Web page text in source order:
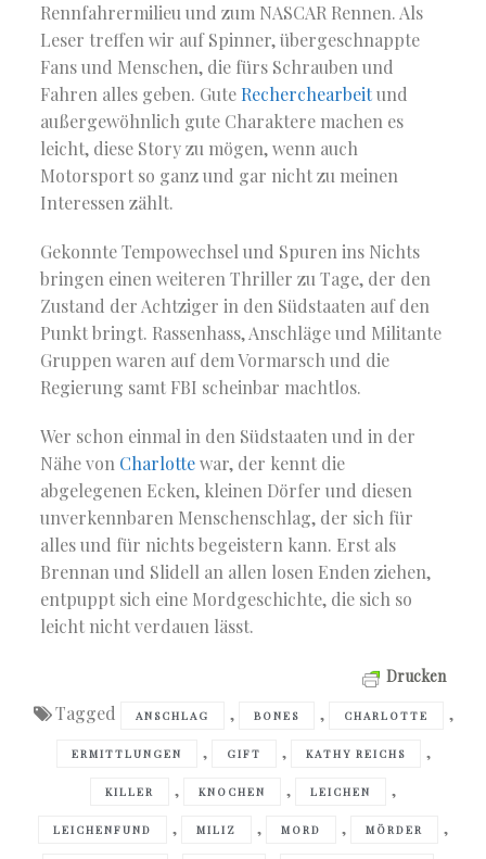
Rennfahrermilieu und zum NASCAR Rennen. Als
Leser treffen wir auf Spinner, übergeschnappte
Fans und Menschen, die fürs Schrauben und
Fahren alles geben. Gute Recherchearbeitund
außergewöhnlich gute Charaktere machen es
leicht, diese Story zu mögen, wenn auch
Motorsport so ganz und gar nicht zu meinen
Interessen zählt.
Gekonnte Tempowechsel und Spuren ins Nichts
bringen einen weiteren Thriller zu Tage, der den
Zustand der Achtziger in den Südstaaten auf den
Punkt bringt. Rassenhass, Anschläge und Militante
Gruppen waren auf dem Vormarsch und die
Regierung samt FBI scheinbar machtlos.
Wer schon einmal in den Südstaaten und in der
Nähe von Charlottewar, der kennt die
abgelegenen Ecken, kleinen Dörfer und diesen
unverkennbaren Menschenschlag, der sich für
alles und für nichts begeistern kann. Erst als
Brennan und Slidell an allen losen Enden ziehen,
entpuppt sich eine Mordgeschichte, die sich so
leicht nicht verdauen lässt.
Drucken
Tagged ANSCHLAG , BONES , CHARLOTTE ,
ERMITTLUNGEN , GIFT , KATHY REICHS ,
KILLER , KNOCHEN , LEICHEN ,
LEICHENFUND , MILIZ , MORD , MÖRDER
,